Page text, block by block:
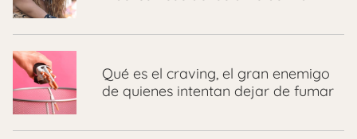
Qué es el craving, el gran enemigo
de quienes intentan dejar de fumar